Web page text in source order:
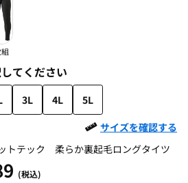
てください
3L 4L
5L
サイズを確認する
トテック 柔らか裏起毛ロングタイツ
(税込)